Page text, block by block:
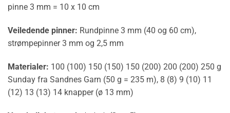
pinne 3 mm = 10 x 10 cm
Veiledende pinner: Rundpinne 3 mm (40 og 60 cm),
strømpepinner 3 mm og 2,5 mm
Materialer: 100 (100) 150 (150) 150 (200) 200 (200) 250 g
Sunday fra Sandnes Garn (50 g = 235 m), 8 (8) 9 (10) 11
(12) 13 (13) 14 knapper (ø 13 mm)